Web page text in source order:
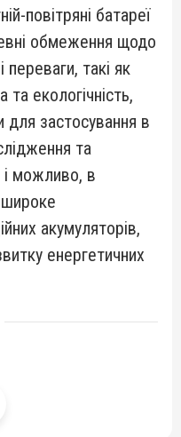
повітряні батареї
обмеження щодо
переваги, такі як
екологічність,
для застосування в
та
можливо, в
акумуляторів,
енергетичних